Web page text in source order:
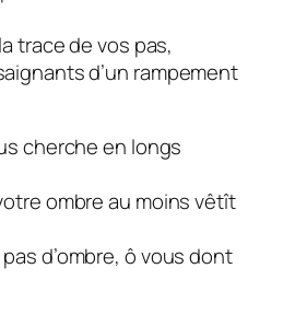
trace de vos pas,
d’un rampement
cherche en longs
ombre au moins vêtît
d’ombre, ô vous dont